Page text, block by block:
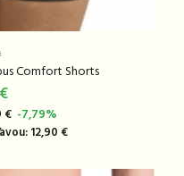
Comfort Shorts
€ -7,79%
12,90 €